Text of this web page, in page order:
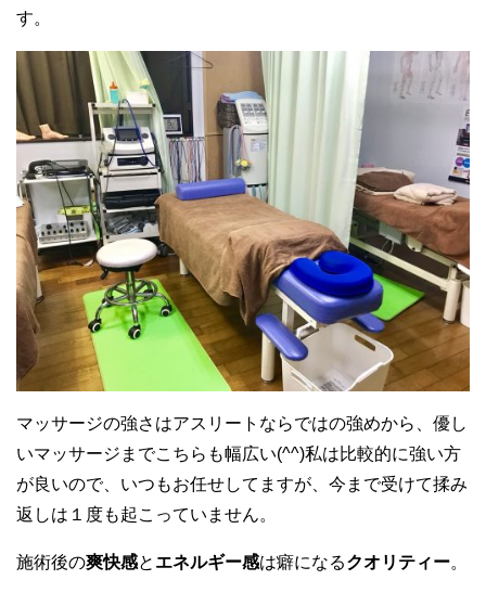
す。
マッサージの強さはアスリートならではの強めから、優し
いマッサージまでこちらも幅広い(^^)私は比較的に強い方
が良いので、いつもお任せしてますが、今まで受けて揉み
返しは１度も起こっていません。
施術後の爽快感と エネルギー感は癖になるクオリティー。